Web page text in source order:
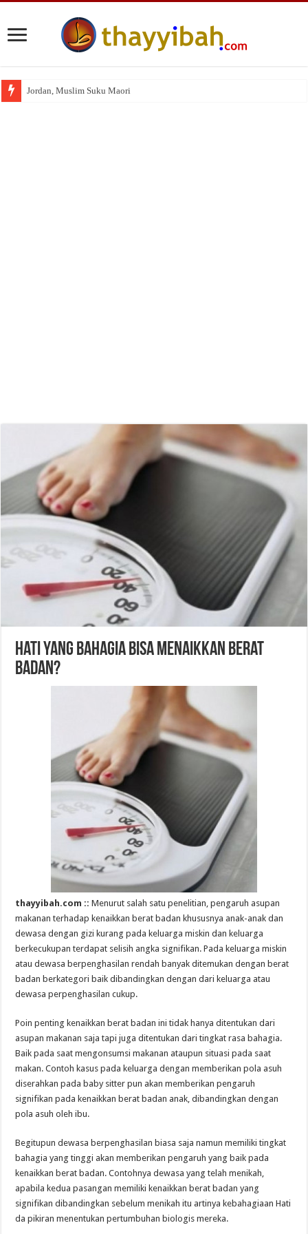
Jordan, Muslim Suku Maori
Hati yang Bahagia Bisa Menaikkan Berat
Badan?
thayyibah.com ::Menurut salah satu penelitian, pengaruh asupan
makanan terhadap kenaikkan berat badan khususnya anak-anak dan
dewasa dengan gizi kurang pada keluarga miskin dan keluarga
berkecukupan terdapat selisih angka signifikan. Pada keluarga miskin
atau dewasa berpenghasilan rendah banyak ditemukan dengan berat
badan berkategori baik dibandingkan dengan dari keluarga atau
dewasa perpenghasilan cukup.
Poin penting kenaikkan berat badan ini tidak hanya ditentukan dari
asupan makanan saja tapi juga ditentukan dari tingkat rasa bahagia.
Baik pada saat mengonsumsi makanan ataupun situasi pada saat
makan.Contoh kasus pada keluarga dengan memberikan pola asuh
diserahkan pada baby sitter pun akan memberikan pengaruh
signifikan pada kenaikkan berat badan anak, dibandingkan dengan
pola asuh oleh ibu.
Begitupun dewasa berpenghasilan biasa saja namun memiliki tingkat
bahagia yang tinggi akan memberikan pengaruh yang baik pada
kenaikkan berat badan. Contohnya dewasa yang telah menikah,
apabila kedua pasangan memiliki kenaikkan berat badan yang
signifikan dibandingkan sebelum menikah itu artinya kebahagiaan Hati
da pikiran menentukan pertumbuhan biologis mereka.